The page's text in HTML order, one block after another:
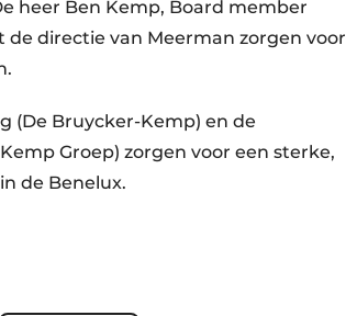
heer Ben Kemp, Board member
de directie van Meerman zorgen voor
(De Bruycker-Kemp) en de
Groep) zorgen voor een sterke,
de Benelux.